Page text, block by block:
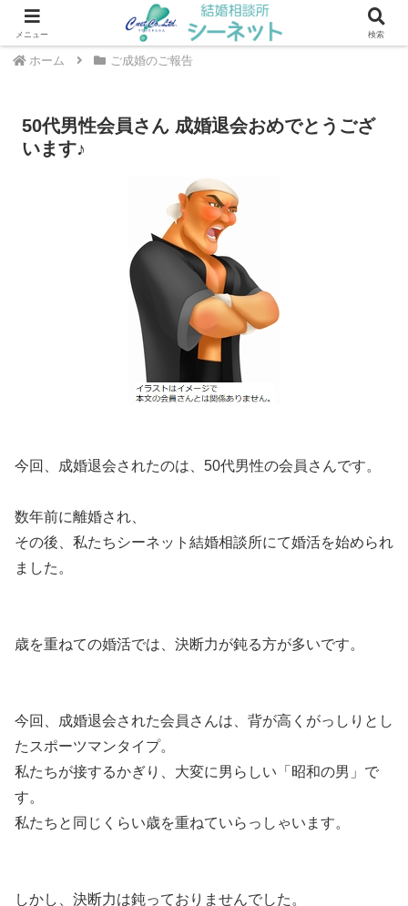
川崎・武蔵小杉エリアの結婚相談所 ｜ シーネット結婚相談所
ホーム ご成婚のご報告
50代男性会員さん 成婚退会おめでとうござ
います♪
今回、成婚退会されたのは、50代男性の会員さんです。
数年前に離婚され、
その後、私たちシーネット結婚相談所にて婚活を始められ
ました。
歳を重ねての婚活では、決断力が鈍る方が多いです。
今回、成婚退会された会員さんは、背が高くがっしりとし
たスポーツマンタイプ。
私たちが接するかぎり、大変に男らしい「昭和の男」で
す。
私たちと同じくらい歳を重ねていらっしゃいます。
しかし、決断力は鈍っておりませんでした。
メニュー 検索